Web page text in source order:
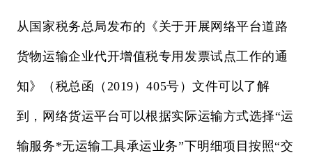
从国家税务总局发布的《关于开展网络平台道路
货物运输企业代开增值税专用发票试点工作的通
知》（税总函（2019）405号）文件可以了解
到，网络货运平台可以根据实际运输方式选择“运
输服务*无运输工具承运业务”下明细项目按照“交